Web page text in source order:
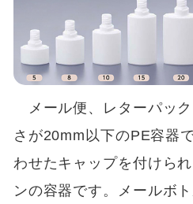
メール便、レターパッ
さが20mm以下のPE容器
わせたキャップを付けら
ンの容器です。メールボ